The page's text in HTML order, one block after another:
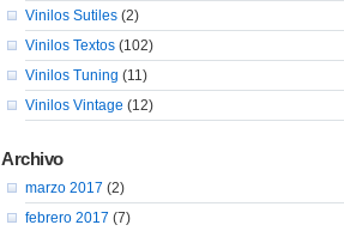
Vinilos Sutiles (2)
Vinilos Textos (102)
Vinilos Tuning (11)
Vinilos Vintage (12)
Archivo
marzo 2017 (2)
febrero 2017 (7)